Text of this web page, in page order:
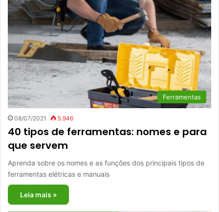
Ferramentas
08/07/2021 5.946
40 tipos de ferramentas: nomes e para
que servem
Aprenda sobre os nomes e as funções dos principais tipos de
ferramentas elétricas e manuais
Leia mais »